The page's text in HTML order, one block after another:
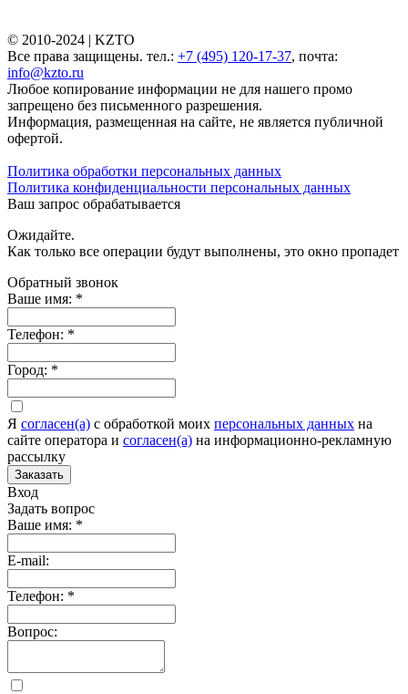
© 2010-2024 | KZTO
Все права защищены. тел.: +7 (495) 120-17-37, почта:
info@kzto.ru
Любое копирование информации не для нашего промо
запрещено без письменного разрешения.
Информация, размещенная на сайте, не является публичной
офертой.
Политика обработки персональных данных
Политика конфиденциальности персональных данных
Ваш запрос обрабатывается
Ожидайте.
Как только все операции будут выполнены, это окно пропадет
Обратный звонок
Ваше имя: *
Телефон: *
Город: *
Я согласен(а) c обработкой моих персональных данных на
сайте оператора и согласен(а) на информационно-рекламную
рассылку
Заказать
Вход
Задать вопрос
Ваше имя: *
E-mail:
Телефон: *
Вопрос: